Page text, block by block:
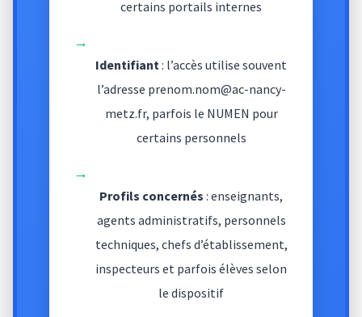
certains portails internes
→
Identifiant: l’accès utilise souvent
l’adresse prenom.nom@ac-nancy-
metz.fr, parfois le NUMEN pour
certains personnels
→
Profils concernés : enseignants,
agents administratifs, personnels
techniques, chefs d’établissement,
inspecteurs et parfois élèves selon
le dispositif